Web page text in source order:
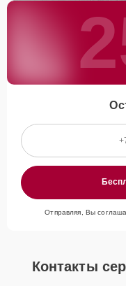
Отправляя, Вы
Контакты